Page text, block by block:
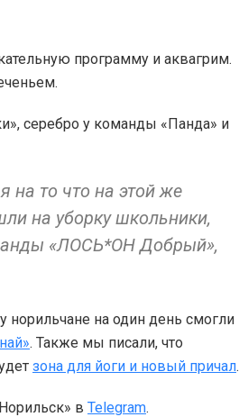
программу и аквагрим.
серебро у команды «Панда» и
на то что на этой же
на уборку школьники,
«ЛОСЬ*ОН Добрый»,
норильчане на один день смогли
. Также мы писали, что
зона для йоги и новый причал.
в Telegram.